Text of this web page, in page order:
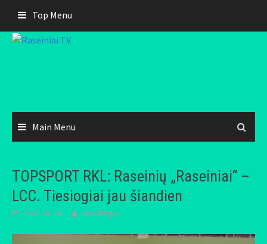
content
Top Menu
Main Menu
TOPSPORT RKL: Raseinių „Raseiniai“ –
LCC. Tiesiogiai jau šiandien
2021-01-08 Mindaugas